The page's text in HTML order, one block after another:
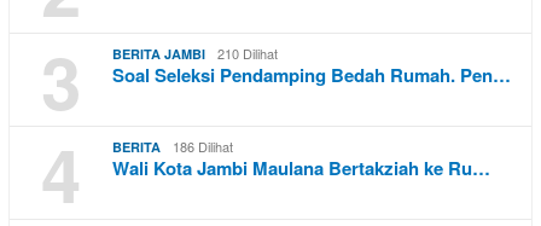
3 BERITA JAMBI 210 Dilihat
Soal Seleksi Pendamping Bedah Rumah. Pen…
4 BERITA 186 Dilihat
Wali Kota Jambi Maulana Bertakziah ke Ru…